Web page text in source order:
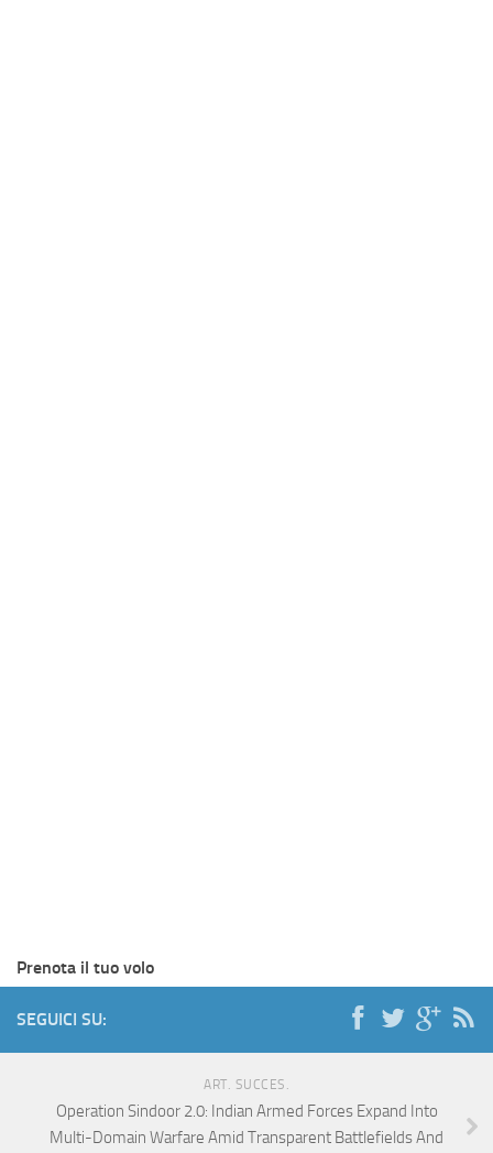
Prenota il tuo volo
SEGUICI SU:
ART. SUCCES.
Operation Sindoor 2.0: Indian Armed Forces Expand Into
Multi-Domain Warfare Amid Transparent Battlefields And